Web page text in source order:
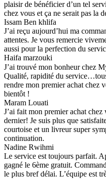
plaisir de bénéficier d’un tel
chez vous et ça ne serait pas la
Issam Ben khlifa
J’ai reçu aujourd’hui ma
attentes. Je vous remercie
aussi pour la perfection du
Haifa marzouki
J’ai trouvé mon bonheur chez
Qualité, rapidité du
rendre mon premier achat chez
bientôt !
Maram Louati
J’ai fait mon premier achat chez
dernier! Je suis plus que
courtoise et un livreur super
continuation.
Nadine Rwihmi
Le service est toujours parfait.
gagné le 6ème gratuit.
le plus bref délai. L’équipe est